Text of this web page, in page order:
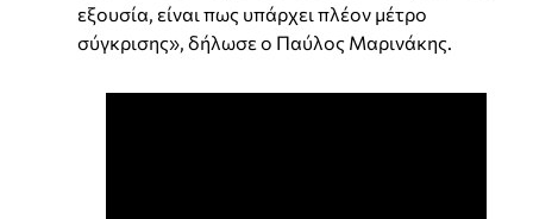
εξουσία, είναι πως υπάρχει πλέον μέτρο
σύγκρισης», δήλωσε ο Παύλος Μαρινάκης.